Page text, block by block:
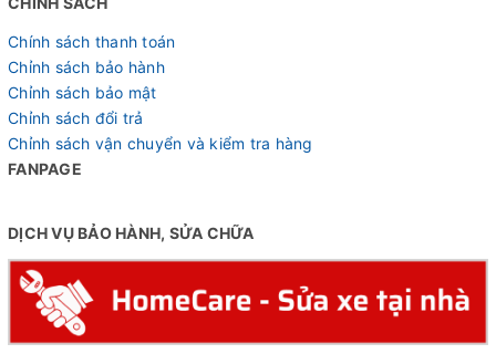
Chính sách thanh toán
Chỉnh sách bảo hành
Chỉnh sách bảo mật
Chỉnh sách đổi trả
Chỉnh sách vận chuyển và kiểm tra hàng
FANPAGE
DỊCH VỤ BẢO HÀNH, SỬA CHỮA